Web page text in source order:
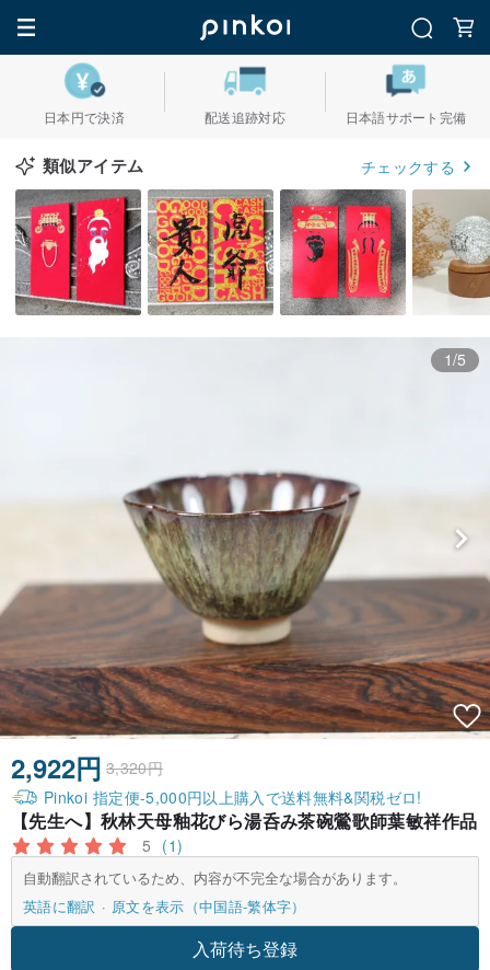
日本円で決済 配送追跡対応 日本語サポート完備
類似アイテム チェックする
1/5
2,922円 3,320円
Pinkoi 指定便-5,000円以上購入で送料無料&関税ゼロ!
【先生へ】秋林天母釉花びら湯呑み茶碗鶯歌師葉敏祥作品
5 (1)
自動翻訳されているため、内容が不完全な場合があります。
英語に翻訳
原文を表示（中国語-繁体字）
入荷待ち登録